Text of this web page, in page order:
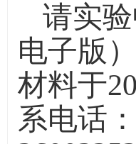
请实
电子版
材料于
系电话：